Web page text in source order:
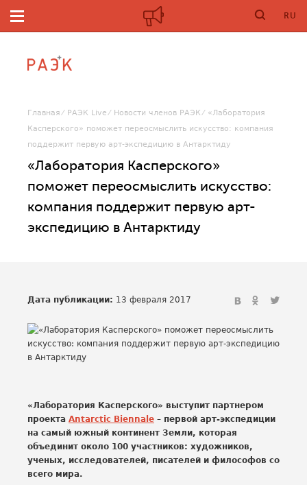
RU
Главная РАЭК Live Новости членов РАЭК
«Лаборатория
Касперского» поможет переосмыслить искусство: компания
поддержит первую арт-экспедицию в Антарктиду
«Лаборатория Касперского»
поможет переосмыслить искусство:
компания поддержит первую арт-
экспедицию в Антарктиду
Дата публикации: 13 февраля 2017
«Лаборатория Касперского» выступит партнером
проекта Antarctic Biennale – первой арт-экспедиции
на самый южный континент Земли, которая
объединит около 100 участников: художников,
ученых, исследователей, писателей и философов со
всего мира.